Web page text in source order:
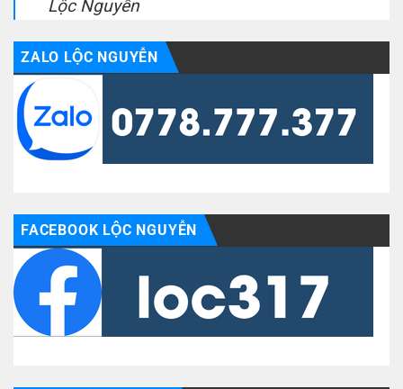
Lộc Nguyễn
ZALO LỘC NGUYỄN
FACEBOOK LỘC NGUYỄN